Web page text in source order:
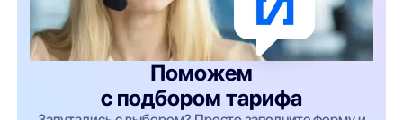
Поможем
с подбором тарифа